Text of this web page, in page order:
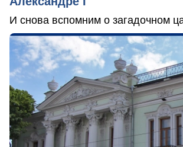
И снова вспомним о загадочном